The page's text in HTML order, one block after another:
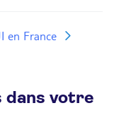
en France
dans votre